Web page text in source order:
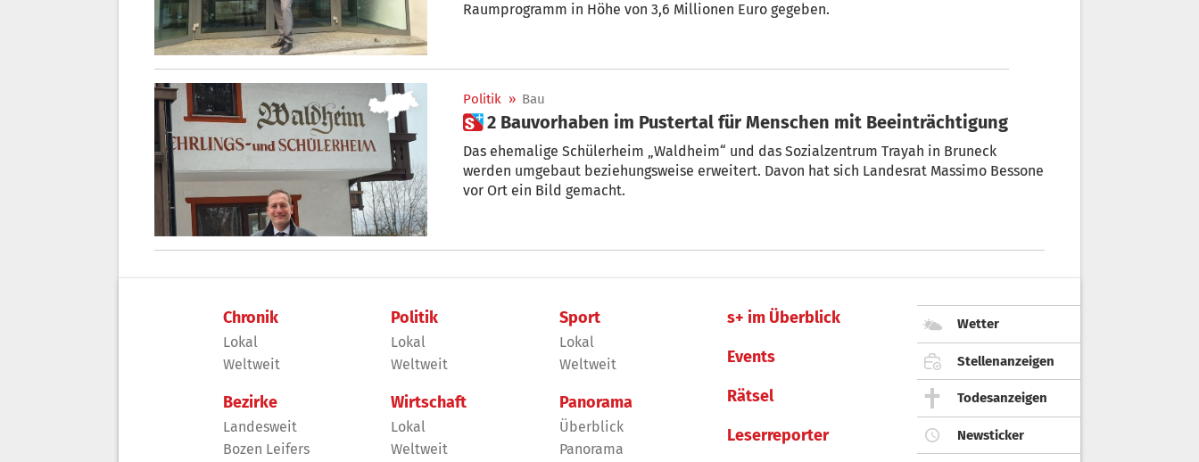
Raumprogramm in Höhe von 3,6 Millionen Euro gegeben.
Politik » Bau
 2 Bauvorhaben im Pustertal für Menschen mit Beeinträchtigung
Das ehemalige Schülerheim „Waldheim“ und das Sozialzentrum Trayah in Bruneck
werden umgebaut beziehungsweise erweitert. Davon hat sich Landesrat Massimo Bessone
vor Ort ein Bild gemacht.
Chronik
Lokal
Weltweit
Bezirke
Landesweit
Bozen Leifers
Politik
Lokal
Weltweit
Wirtschaft
Lokal
Weltweit
Sport
Lokal
Weltweit
Panorama
Überblick
Panorama
s+ im Überblick
Events
Rätsel
Leserreporter
Wetter
Stellenanzeigen
Todesanzeigen
Newsticker